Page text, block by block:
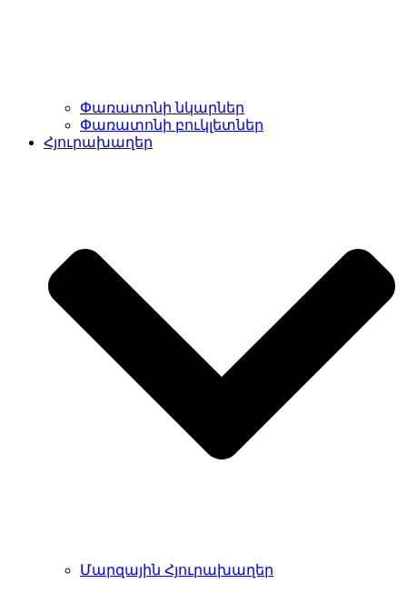
Փառատոնի նկարներ
Փառատոնի բուկլետներ
Հյուրախաղեր
Մարզային Հյուրախաղեր